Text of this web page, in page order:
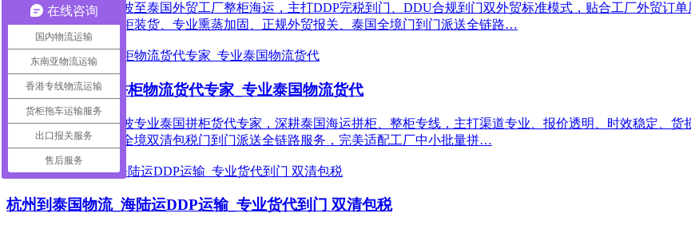
锦秀国际物流深耕宁波至泰国外贸工厂整柜海运，主打DDP完税到门、DDU合规到门双外贸标准模式，贴合工厂外贸订
提供宁波全域免费提柜装货、专业熏蒸加固、正规外贸报关、泰国全境门到门派送全链路…
2026-06-23
宁波到泰国散货拼柜物流货代专家_专业泰国物流货代
锦秀国际物流作为宁波专业泰国拼柜货代专家，深耕泰国海运拼柜、整柜专线，主打渠道专业、报价透明、时效稳定、
蒸、合规报关、泰国全境双清包税门到门派送全链路服务，完美适配工厂中小批量拼…
2026-06-23
杭州到泰国物流_海陆运DDP运输_专业货代到门 双清包税
在线咨询
国内物流运输
东南亚物流运输
香港专线物流运输
货柜拖车运输服务
出口报关服务
售后服务